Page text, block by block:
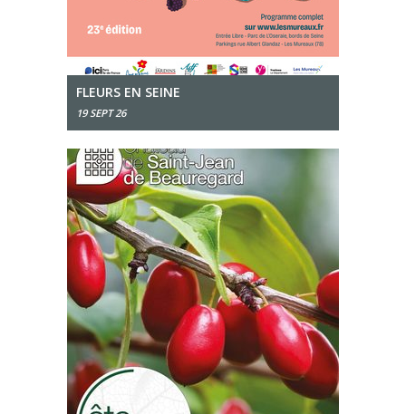
FLEURS EN SEINE
19 SEPT 26